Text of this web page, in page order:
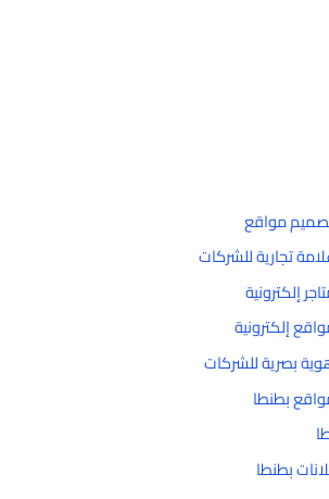
مواقع
تجارية للشركات
إلكترونية
إلكترونية
بصرية للشركات
بطنطا
بطنطا